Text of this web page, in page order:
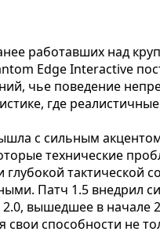
работавших над
Edge Interactive
чье поведение
где
с сильным
технические
тактической
Патч 1.5 внедрил
вышедшее в
способности не